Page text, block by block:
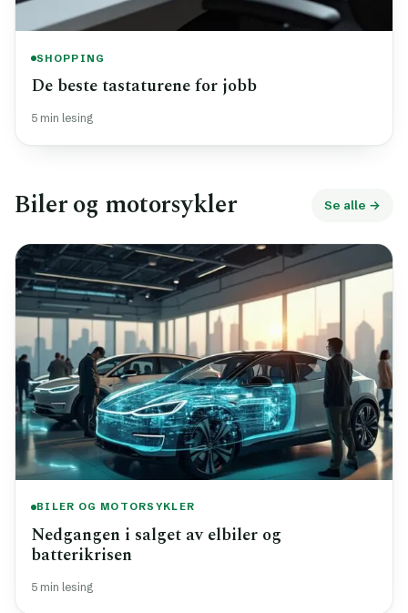
SHOPPING
De beste tastaturene for jobb
5 min lesing
Biler og motorsykler Se alle →
BILER OG MOTORSYKLER
Nedgangen i salget av elbiler og
batterikrisen
5 min lesing